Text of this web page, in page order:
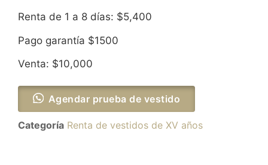
Renta de 1 a 8 días: $5,400
Pago garantía $1500
Venta: $10,000
Agendar prueba de vestido
Categoría Renta de vestidos de XV años